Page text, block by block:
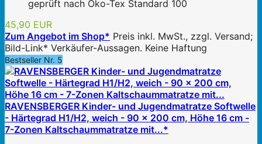
geprüft nach Öko-Tex Standard 100
45,90 EUR
Zum Angebot im Shop* Preis inkl. MwSt., zzgl. Versand;
Bild-Link* Verkäufer-Aussagen. Keine Haftung
Bestseller Nr. 5
RAVENSBERGER Kinder- und Jugendmatratze Softwelle
- Härtegrad H1/H2, weich - 90 x 200 cm, Höhe 16 cm -
7-Zonen Kaltschaummatratze mit...*